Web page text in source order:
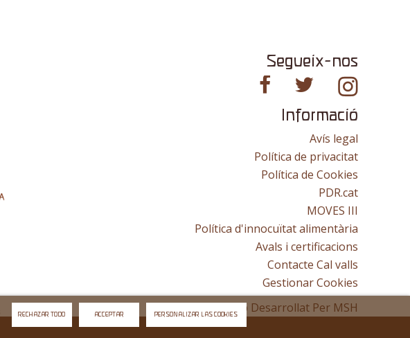
Segueix-nos
Informació
Avís legal
Política de privacitat
Política de Cookies
PDR.cat
MOVES III
Política d'innocuïtat alimentària
Avals i certificacions
Contacte Cal valls
Gestionar Cookies
Lloc Web Desarrollat Per MSH
RECHAZAR TODO ACCEPTAR PERSONALIZAR LAS COOKIES